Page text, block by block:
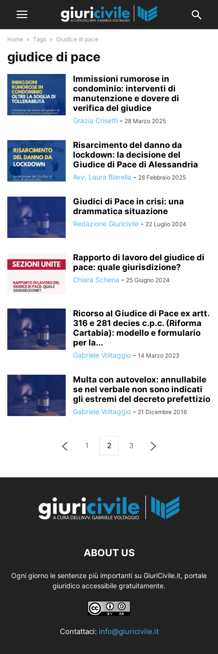
Home Tags Giudice di pace
giudice di pace
Immissioni rumorose in
condominio: interventi di
manutenzione e dovere di
verifica del giudice
Grazia Crisetti - 28 Marzo 2025
Risarcimento del danno da
lockdown: la decisione del
Giudice di Pace di Alessandria
Avv. Laura Biarella - 28 Febbraio 2025
Giudici di Pace in crisi: una
drammatica situazione
Redazione Giuricivile - 22 Luglio 2024
Rapporto di lavoro del giudice di
pace: quale giurisdizione?
Chiara Schena - 25 Giugno 2024
Ricorso al Giudice di Pace ex artt.
316 e 281 decies c.p.c. (Riforma
Cartabia): modello e formulario
per la...
Gabriele Voltaggio - 14 Marzo 2023
Multa con autovelox: annullabile
se nel verbale non sono indicati
gli estremi del decreto prefettizio
Gabriele Voltaggio - 21 Dicembre 2016
1 2 3
ABOUT US
Ogni giorno le sentenze più importanti su GiuriCivile.it, portale
giuridico accessibile gratuitamente.
Contattaci: info@giuricivile.it